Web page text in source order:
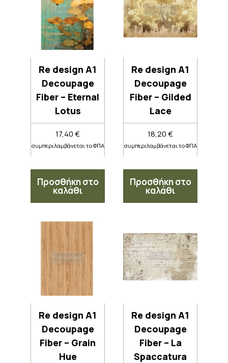
Re design A1
Decoupage
Fiber – Eternal
Lotus
17,40€
συμπεριλαμβάνεται το ΦΠΑ
Προσθήκη στο
καλάθι
Re design A1
Decoupage
Fiber – Gilded
Lace
18,20€
συμπεριλαμβάνεται το ΦΠΑ
Προσθήκη στο
καλάθι
Re design A1
Decoupage
Fiber – Grain
Hue
Re design A1
Decoupage
Fiber – La
Spaccatura